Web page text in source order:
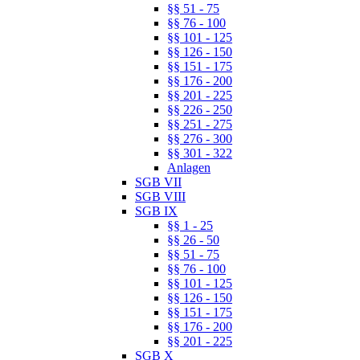
§§ 51 - 75
§§ 76 - 100
§§ 101 - 125
§§ 126 - 150
§§ 151 - 175
§§ 176 - 200
§§ 201 - 225
§§ 226 - 250
§§ 251 - 275
§§ 276 - 300
§§ 301 - 322
Anlagen
SGB VII
SGB VIII
SGB IX
§§ 1 - 25
§§ 26 - 50
§§ 51 - 75
§§ 76 - 100
§§ 101 - 125
§§ 126 - 150
§§ 151 - 175
§§ 176 - 200
§§ 201 - 225
SGB X